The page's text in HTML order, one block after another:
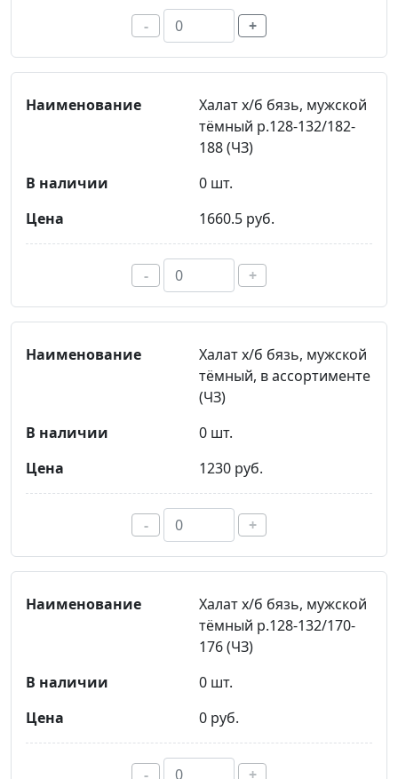
- +
Халат х/б бязь, мужской
тёмный р.128-132/182-
188 (ЧЗ)
0 шт.
1660.5 руб.
- +
Халат х/б бязь, мужской
тёмный, в ассортименте
(ЧЗ)
0 шт.
1230 руб.
- +
Халат х/б бязь, мужской
тёмный р.128-132/170-
176 (ЧЗ)
0 шт.
0 руб.
- +